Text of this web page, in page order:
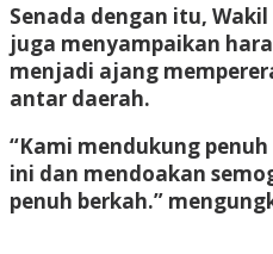
Senada dengan itu,
juga menyampaikan
menjadi ajang
antar daerah.
“Kami mendukung
ini dan mendoakan
penuh berkah.”